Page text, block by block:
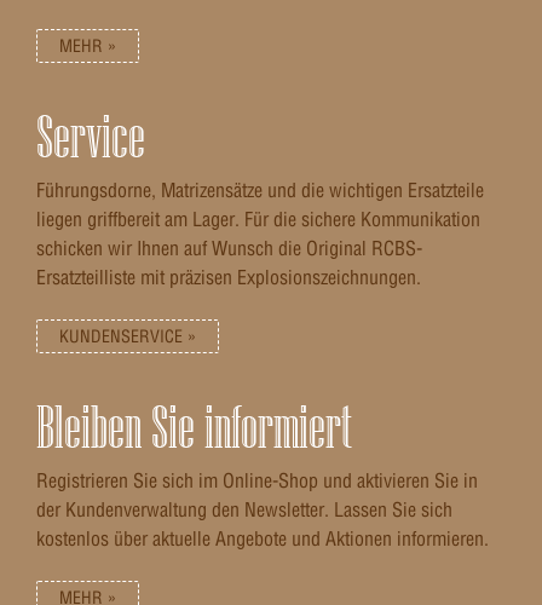
MEHR »
Service
Führungsdorne, Matrizensätze und die wichtigen Ersatzteile
liegen griffbereit am Lager. Für die sichere Kommunikation
schicken wir Ihnen auf Wunsch die Original RCBS-
Ersatzteilliste mit präzisen Explosionszeichnungen.
KUNDENSERVICE »
Bleiben Sie informiert
Registrieren Sie sich im Online-Shop und aktivieren Sie in
der Kundenverwaltung den Newsletter. Lassen Sie sich
kostenlos über aktuelle Angebote und Aktionen informieren.
MEHR »